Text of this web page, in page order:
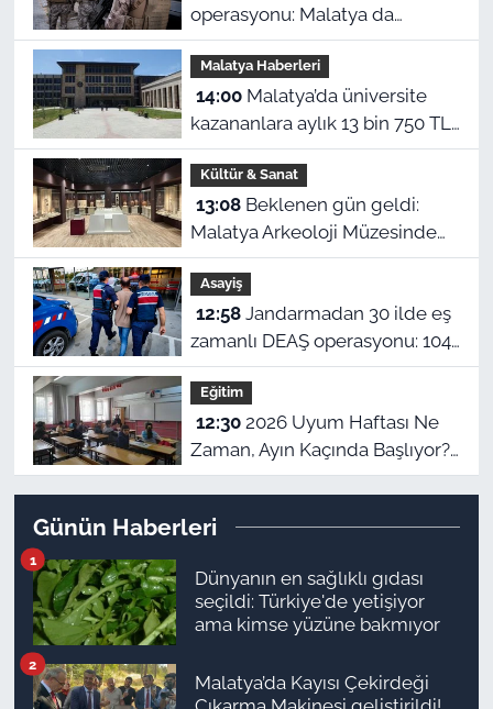
operasyonu: Malatya da
listede! 151 kişiye dava açıldı
Malatya Haberleri
14:00Malatya’da üniversite
kazananlara aylık 13 bin 750 TL:
Kimler başvurabilir?
Kültür & Sanat
13:08Beklenen gün geldi:
Malatya Arkeoloji Müzesinde
binlerce yıllık eserler görücüye
çıkıyor
Asayiş
12:58Jandarmadan 30 ilde eş
zamanlı DEAŞ operasyonu: 104
şüpheli yakalandı!
Eğitim
12:302026 Uyum Haftası Ne
Zaman, Ayın Kaçında Başlıyor?
MEB 1. Sınıf ve Anaokulu Uyum
Günün Haberleri
Dünyanın en sağlıklı gıdası
seçildi: Türkiye'de yetişiyor
ama kimse yüzüne bakmıyor
1
Malatya’da Kayısı Çekirdeği
2